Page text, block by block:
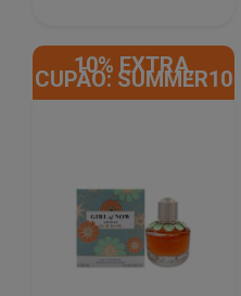
10% EXTRA,
CUPÃO: SUMMER10